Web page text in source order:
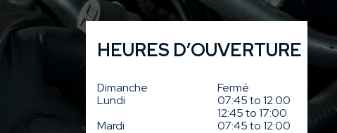
HEURES D’OUVERTURE
Dimanche
Fermé
Lundi
07:45 to 12:00
12:45 to 17:00
Mardi
07:45 to 12:00